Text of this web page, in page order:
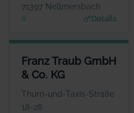
71397 Nellmersbach
Details
Franz Traub GmbH
& Co. KG
Thurn-und-Taxis-Straße
18-28
FRANZ TRAUB GMBH & CO. KG
Herr Tobias Zehnder
WEBSITE
www.franz-traub.de